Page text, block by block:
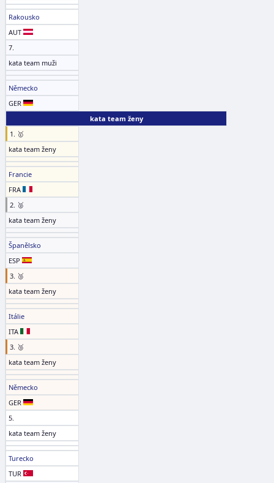
Rakousko
AUT
7.
kata team muži
Německo
GER
kata team ženy
1. 🥇
kata team ženy
Francie
FRA
2. 🥈
kata team ženy
Španělsko
ESP
3. 🥉
kata team ženy
Itálie
ITA
3. 🥉
kata team ženy
Německo
GER
5.
kata team ženy
Turecko
TUR